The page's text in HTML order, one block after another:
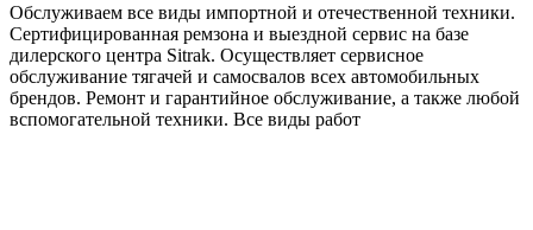
Обслуживаем все виды импортной и отечественной техники.
Сертифицированная ремзона и выездной сервис на базе
дилерского центра Sitrak. Осуществляет сервисное
обслуживание тягачей и самосвалов всех автомобильных
брендов. Ремонт и гарантийное обслуживание, а также любой
вспомогательной техники. Все виды работ